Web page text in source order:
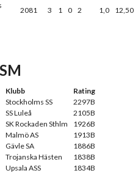
2081 3 1 0 2 1,0 12,50
Klubb
Rating
Stockholms SS
2297B
SS Luleå
2105B
SK Rockaden Sthlm
1926B
Malmö AS
1913B
Gävle SA
1886B
Trojanska Hästen
1838B
Upsala ASS
1834B